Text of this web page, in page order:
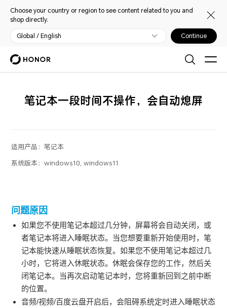
Choose your country or region to see content related to you and
shop directly.
Global / English Continue
笔记本一段时间不操作，会自动熄屏
适用产品：笔记本
系统版本：windows10, windows11
问题原因
如果您不使用笔记本超过几分钟，屏幕将会自动关闭，或
者笔记本将进入睡眠状态。当您想要重新开始使用时，笔
记本能快速从睡眠状态恢复。如果您不使用笔记本超过几
小时，它将进入休眠状态。休眠会保存您的工作，然后关
闭笔记本。当再次启动笔记本时，您将重新回到之前中断
的位置。
音频/视频/百度云盘开启后，会阻碍系统定时进入睡眠状态